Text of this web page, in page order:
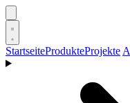
StartseiteProdukteProjekte